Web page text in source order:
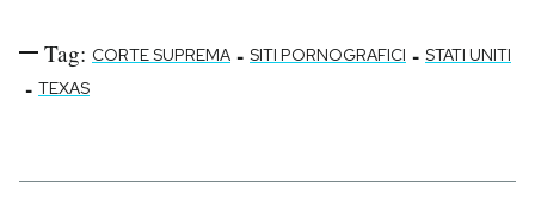
Tag: CORTE SUPREMA - SITI PORNOGRAFICI - STATI UNITI
- TEXAS